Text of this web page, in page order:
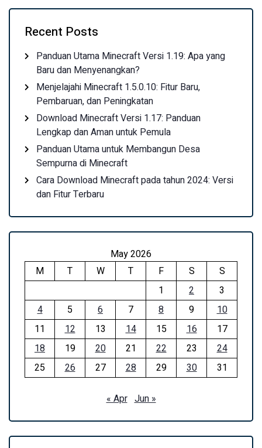
Recent Posts
Panduan Utama Minecraft Versi 1.19: Apa yang
Baru dan Menyenangkan?
Menjelajahi Minecraft 1.5.0.10: Fitur Baru,
Pembaruan, dan Peningkatan
Download Minecraft Versi 1.17: Panduan
Lengkap dan Aman untuk Pemula
Panduan Utama untuk Membangun Desa
Sempurna di Minecraft
Cara Download Minecraft pada tahun 2024: Versi
dan Fitur Terbaru
May 2026
M
T W T F S
S
1
2
3
4
5 6 7 8 9
10
11
12 13 14 15 16
17
18
19 20 21 22 23
24
25
26 27 28 29 30 31
« Apr Jun »